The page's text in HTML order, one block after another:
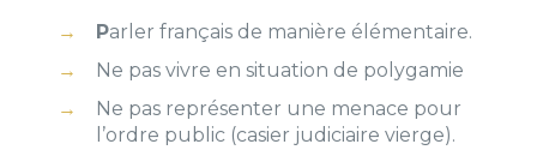
Parler français de manière élémentaire.
Ne pas vivre en situation de polygamie
Ne pas représenter une menace pour
l’ordre public (casier judiciaire vierge).